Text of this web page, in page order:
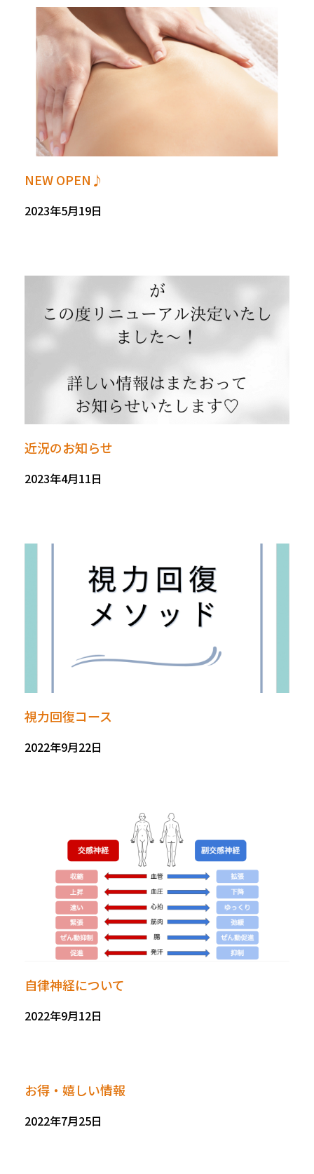
NEW OPEN♪
2023年5月19日
近況のお知らせ
2023年4月11日
視力回復コース
2022年9月22日
自律神経について
2022年9月12日
お得・嬉しい情報
2022年7月25日